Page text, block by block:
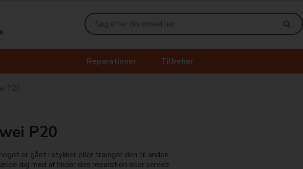
Reparationer Tilbehør
P20
P20
er gået i stykker eller trænger den til anden
dig med af finder den reparation eller service